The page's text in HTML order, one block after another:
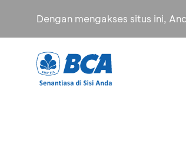
Dengan mengakses situs ini,